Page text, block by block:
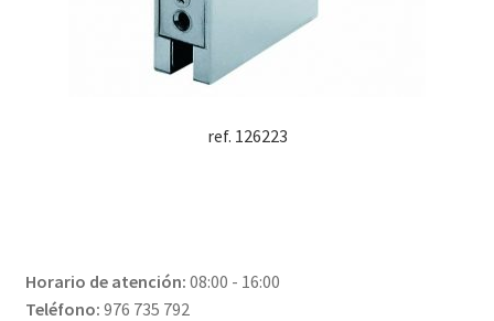
ref. 126223
Horario de atención: 08:00 - 16:00
Teléfono: 976 735 792